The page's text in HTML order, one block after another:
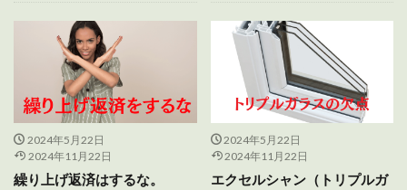
2024年5月22日
2024年11月22日
繰り上げ返済はするな。
2024年5月22日
2024年11月22日
エクセルシャン（トリプルガ